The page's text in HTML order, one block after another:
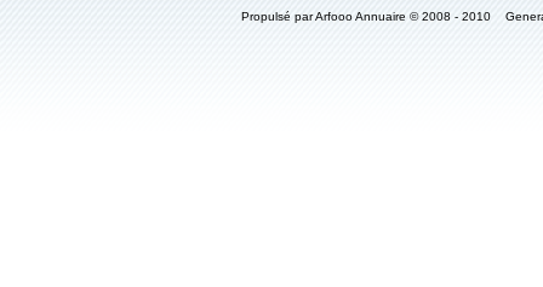
Propulsé par Arfooo Annuaire © 2008 - 2010